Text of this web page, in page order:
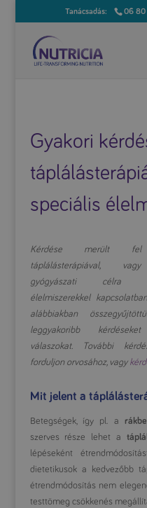
06 80
Gyakori
speciális
Kérdése merült
táplálásterápiával,
gyógyászati célra
élelmiszerekkel
alábbiakban
leggyakoribb
válaszokat. További
forduljon orvosához, vagy
Mit jelent a
Betegségek, így pl. a
szerves része lehet a
lépéseként
dietetikusok a kedvezőbb
étrendmódosítás nem
testtömeg csökkenés